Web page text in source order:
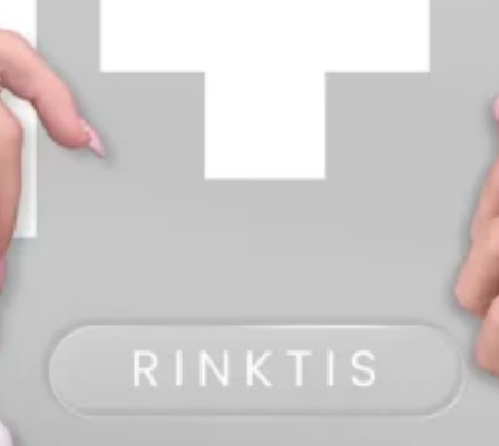
info@diamondline.lt
Prisijungti
Rewards“